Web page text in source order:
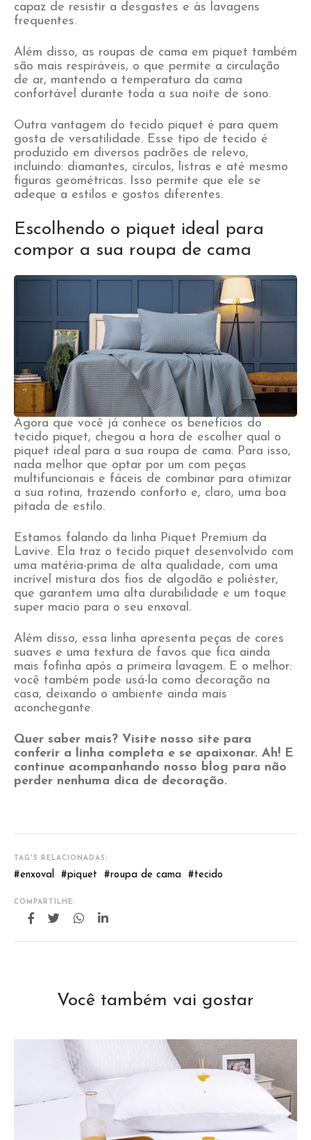
capaz de resistir a desgastes e às lavagens
frequentes.
Além disso, as roupas de cama em piquet também
são mais respiráveis, o que permite a circulação
de ar, mantendo a temperatura da cama
confortável durante toda a sua noite de sono.
Outra vantagem do tecido piquet é para quem
gosta de versatilidade. Esse tipo de tecido é
produzido em diversos padrões de relevo,
incluindo: diamantes, círculos, listras e até mesmo
figuras geométricas. Isso permite que ele se
adeque a estilos e gostos diferentes.
Escolhendo o piquet ideal para
compor a sua roupa de cama
Agora que você já conhece os benefícios do
tecido piquet, chegou a hora de escolher qual o
piquet ideal para a sua roupa de cama. Para isso,
nada melhor que optar por um com peças
multifuncionais e fáceis de combinar para otimizar
a sua rotina, trazendo conforto e, claro, uma boa
pitada de estilo.
Estamos falando da linha Piquet Premium da
Lavive. Ela traz o tecido piquet desenvolvido com
uma matéria-prima de alta qualidade, com uma
incrível mistura dos fios de algodão e poliéster,
que garantem uma alta durabilidade e um toque
super macio para o seu enxoval.
Além disso, essa linha apresenta peças de cores
suaves e uma textura de favos que fica ainda
mais fofinha após a primeira lavagem. E o melhor:
você também pode usá-la como decoração na
casa, deixando o ambiente ainda mais
aconchegante.
Quer saber mais? Visite nosso site para
conferir a linha completa e se apaixonar. Ah! E
continue acompanhando nosso blog para não
perder nenhuma dica de decoração.
TAG'S RELACIONADAS:
#enxoval #piquet #roupa de cama #tecido
COMPARTILHE:
Você também vai gostar